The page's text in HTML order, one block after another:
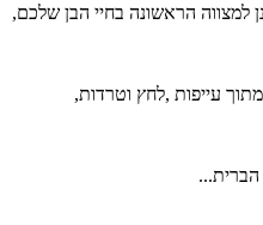
למצווה הראשונה בחיי הבן שלכם,
עייפות ,לחץ וטרדות,